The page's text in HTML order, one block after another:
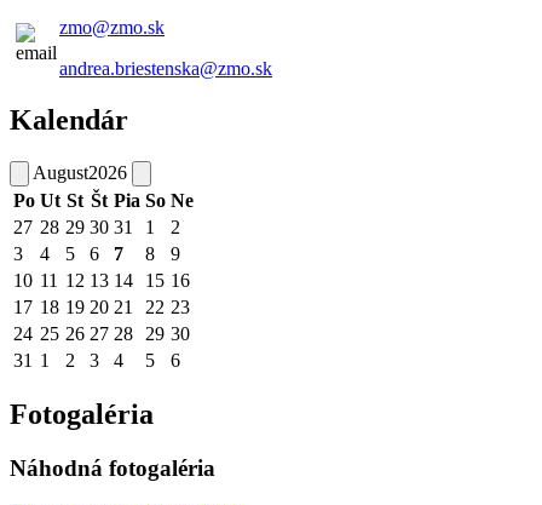
zmo@zmo.sk
andrea.briestenska@zmo.sk
Kalendár
August2026
Po Ut St Št Pia So Ne
27 28 29 30 31 1
2
3
4 5 6 7 8
9
10 11 12 13 14 15 16
17 18 19 20 21 22 23
24 25 26 27 28 29 30
31 1 2 3 4 5 6
Fotogaléria
Náhodná fotogaléria